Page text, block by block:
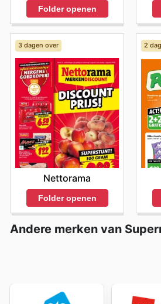
Folder openen
3 dagen over
Nettorama
Folder openen
2
Andere merken van